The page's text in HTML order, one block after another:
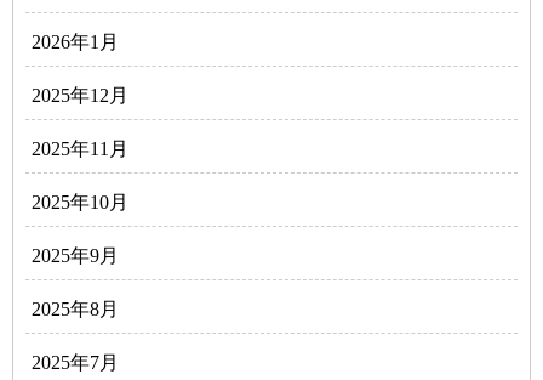
2026年1月
2025年12月
2025年11月
2025年10月
2025年9月
2025年8月
2025年7月